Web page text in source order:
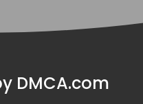
DMCA.com